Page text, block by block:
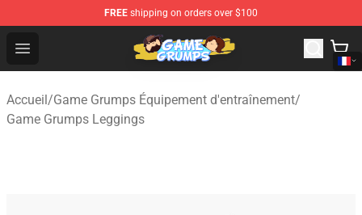
FREE shipping on orders over $100
Open menu
Game Grumps Shop - Official Game Grumps
Accueil/Game Grumps Équipement d'entraînement/
Game Grumps Leggings